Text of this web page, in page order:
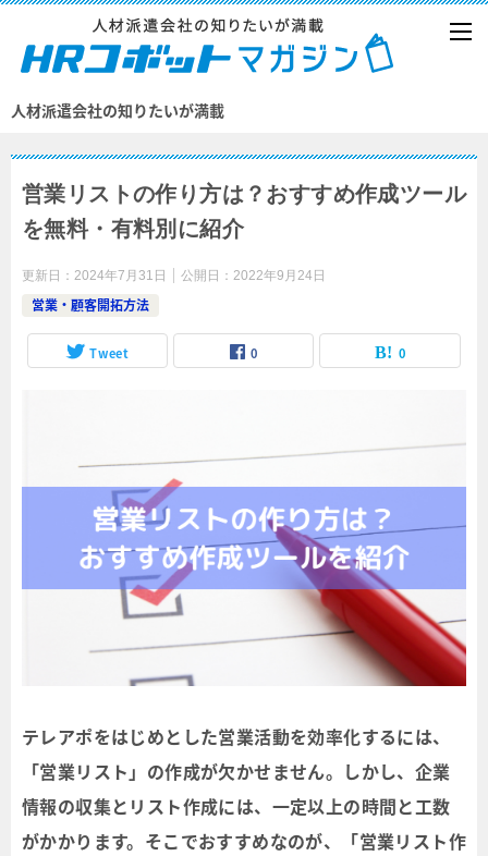
人材派遣会社の知りたいが満載
営業リストの作り方は？おすすめ作成ツール
を無料・有料別に紹介
更新日： 2024年7月31日 公開日： 2022年9月24日
営業・顧客開拓方法
Tweet 0 0
テレアポをはじめとした営業活動を効率化するには、
「営業リスト」の作成が欠かせません。しかし、企業
情報の収集とリスト作成には、一定以上の時間と工数
がかかります。そこでおすすめなのが、「営業リスト作